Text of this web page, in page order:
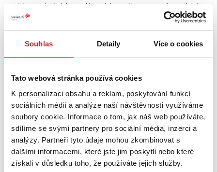
Souhlas Detaily Více o cookies
Tato webová stránka používá cookies
K personalizaci obsahu a reklam, poskytování funkcí
sociálních médií a analýze naší návštěvnosti využíváme
soubory cookie. Informace o tom, jak náš web používáte,
sdílíme se svými partnery pro sociální média, inzerci a
analýzy. Partneři tyto údaje mohou zkombinovat s
dalšími informacemi, které jste jim poskytli nebo které
získali v důsledku toho, že používáte jejich služby.
zajišťuje Plzeňská teplárenská, což znamená stabilní a
předvídatelné náklady.
Nájemné činí 26.000 Kč měsíčně.
Elektřina a plyn se převádí na nájemce.
Odměna RK: 1 měsíční nájem + DPH.
Byt je aktuálně vyklizený a prochází úpravami po předchozím
nájemníkovi – probíhá výmalba, úpravy interiéru a instalace nové
kuchyňské linky. Po dohodě s majitelem je možné byt dovybavit
nábytkem dle potřeb budoucího nájemníka. Někteří zájemci se
stěhují s vlastním vybavením, jiným lze interiér částečně zařídit